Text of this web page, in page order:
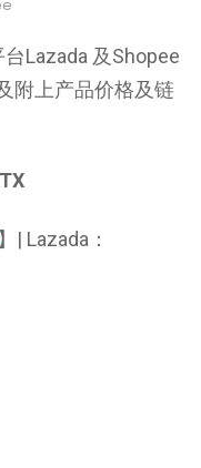
Lazada 及Shopee
附上产品价格及链
】| Lazada：